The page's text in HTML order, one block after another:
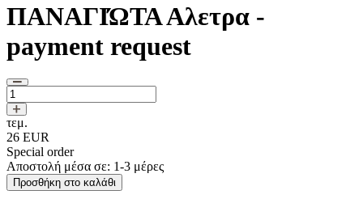
ΠΑΝΑΓΙΏΤΑ Αλετρα -
payment request
τεμ.
26 EUR
Special order
Αποστολή μέσα σε: 1-3 μέρες
Προσθήκη στο καλάθι